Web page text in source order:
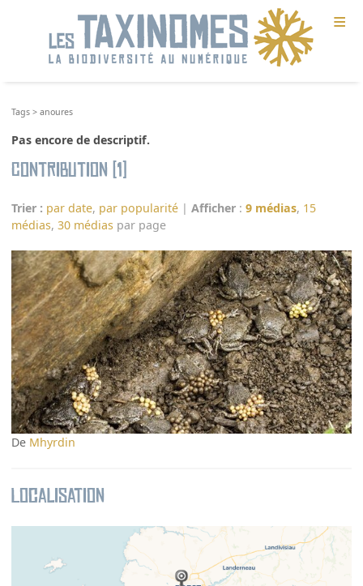
≡
Tags >anoures
Pas encore de descriptif.
Contribution (1)
Trier : par date, par popularité |Afficher :9 médias, 15
médias,30 médias par page
De Mhyrdin
Localisation